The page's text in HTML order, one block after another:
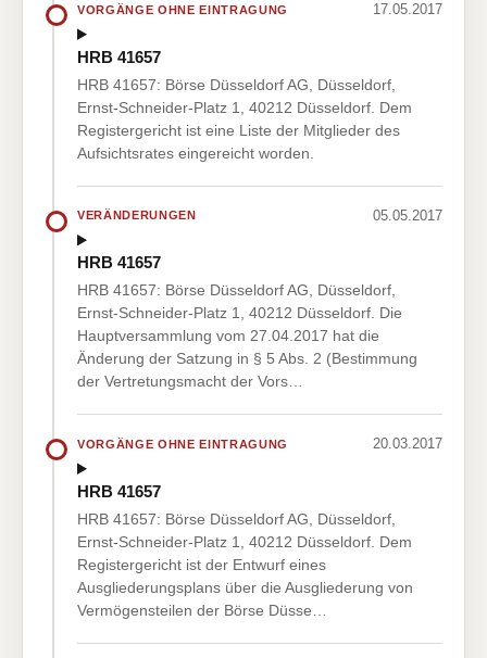
VORGÄNGE OHNE EINTRAGUNG 17.05.2017
HRB 41657
HRB 41657: Börse Düsseldorf AG, Düsseldorf,
Ernst-Schneider-Platz 1, 40212 Düsseldorf. Dem
Registergericht ist eine Liste der Mitglieder des
Aufsichtsrates eingereicht worden.
VERÄNDERUNGEN 05.05.2017
HRB 41657
HRB 41657: Börse Düsseldorf AG, Düsseldorf,
Ernst-Schneider-Platz 1, 40212 Düsseldorf. Die
Hauptversammlung vom 27.04.2017 hat die
Änderung der Satzung in § 5 Abs. 2 (Bestimmung
der Vertretungsmacht der Vors…
VORGÄNGE OHNE EINTRAGUNG 20.03.2017
HRB 41657
HRB 41657: Börse Düsseldorf AG, Düsseldorf,
Ernst-Schneider-Platz 1, 40212 Düsseldorf. Dem
Registergericht ist der Entwurf eines
Ausgliederungsplans über die Ausgliederung von
Vermögensteilen der Börse Düsse…